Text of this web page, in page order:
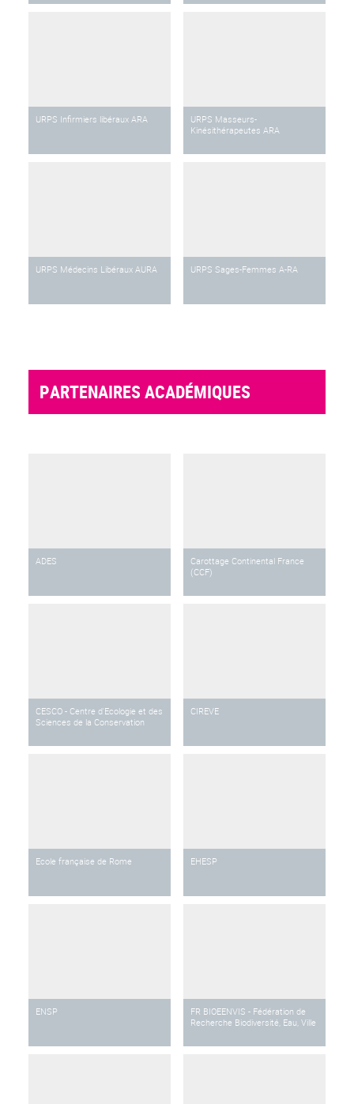
URPS Infirmiers libéraux ARA
URPS Masseurs-
Kinésithérapeutes ARA
URPS Médecins Libéraux AURA URPS Sages-Femmes A-RA
PARTENAIRES ACADÉMIQUES
ADES
Carottage Continental France
(CCF)
CESCO - Centre d'Ecologie et des
Sciences de la Conservation
CIREVE
Ecole française de Rome EHESP
ENSP
FR BIOEENVIS - Fédération de
Recherche Biodiversité, Eau, Ville